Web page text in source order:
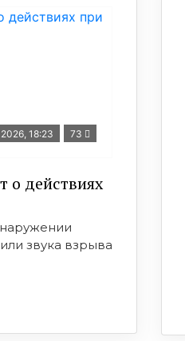
18:23 73
о действиях
звука взрыва